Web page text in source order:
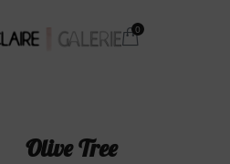
Olive Tree